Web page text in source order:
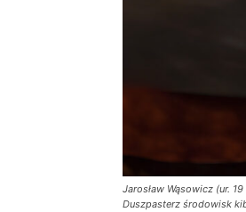
Jarosław Wąsowicz (ur.
Duszpasterz środowisk